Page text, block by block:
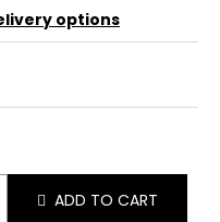
options
ADD TO CART